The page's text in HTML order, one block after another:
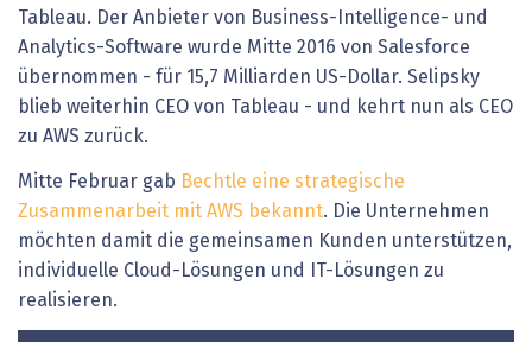
Tableau. Der Anbieter von Business-Intelligence- und
Analytics-Software wurde Mitte 2016 von Salesforce
übernommen - für 15,7 Milliarden US-Dollar. Selipsky
blieb weiterhin CEO von Tableau - und kehrt nun als CEO
zu AWS zurück.
Mitte Februar gab Bechtle eine strategische
Zusammenarbeit mit AWS bekannt. Die Unternehmen
möchten damit die gemeinsamen Kunden unterstützen,
individuelle Cloud-Lösungen und IT-Lösungen zu
realisieren.